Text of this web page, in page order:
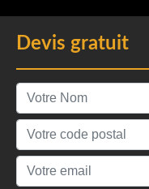
Devis gratuit